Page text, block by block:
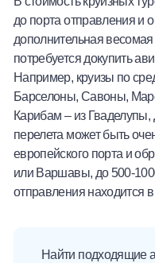
до порта отправления и
дополнительная
потребуется докупить
Например, круизы по
Барселоны, Савоны,
Карибам – из
перелета может быть
европейского порта и
или Варшавы, до 500-
отправления находится
Найти подходящие